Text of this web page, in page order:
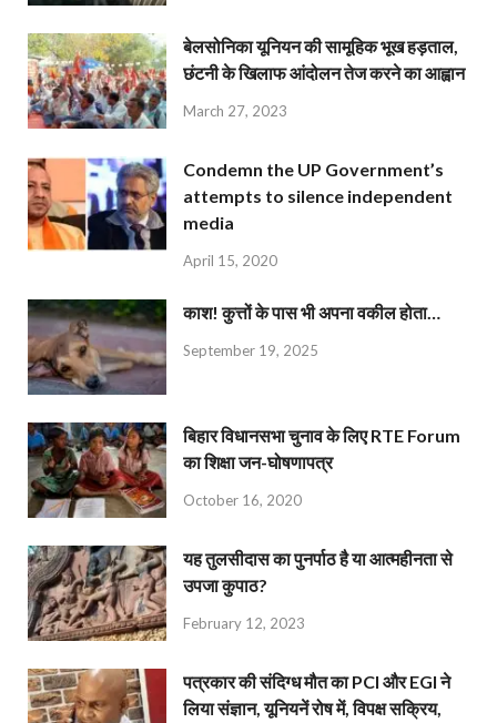
बेलसोनिका यूनियन की सामूहिक भूख हड़ताल,
छंटनी के खिलाफ आंदोलन तेज करने का आह्वान
March 27, 2023
Condemn the UP Government’s
attempts to silence independent
media
April 15, 2020
काश! कुत्तों के पास भी अपना वकील होता…
September 19, 2025
बिहार विधानसभा चुनाव के लिए RTE Forum
का शिक्षा जन-घोषणापत्र
October 16, 2020
यह तुलसीदास का पुनर्पाठ है या आत्महीनता से
उपजा कुपाठ?
February 12, 2023
पत्रकार की संदिग्ध मौत का PCI और EGI ने
लिया संज्ञान, यूनियनें रोष में, विपक्ष सक्रिय,